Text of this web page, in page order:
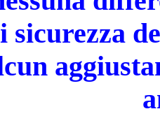
sicurezza